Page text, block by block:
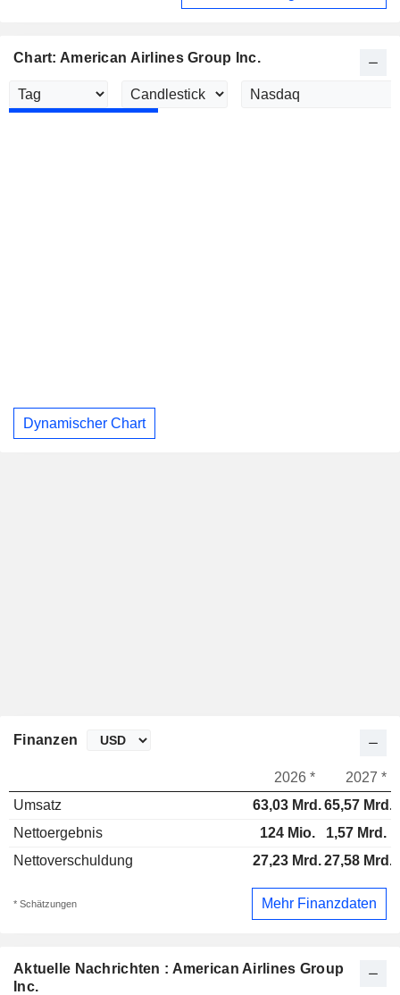
Chart: American Airlines Group Inc.
Dynamischer Chart
Aktuelle Nachrichten : American Airlines Group
Inc.
Finanzen
2026 *
2027 *
Umsatz
63,03 Mrd.65,57 Mrd.
Nettoergebnis
124 Mio.
1,57 Mrd.
Nettoverschuldung
27,23 Mrd.27,58 Mrd.
* Schätzungen Mehr Finanzdaten